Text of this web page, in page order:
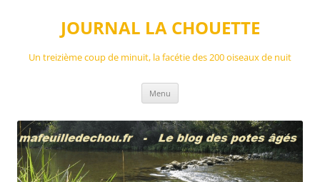
JOURNAL LA CHOUETTE
Un treizième coup de minuit, la facétie des 200 oiseaux de nuit
Menu